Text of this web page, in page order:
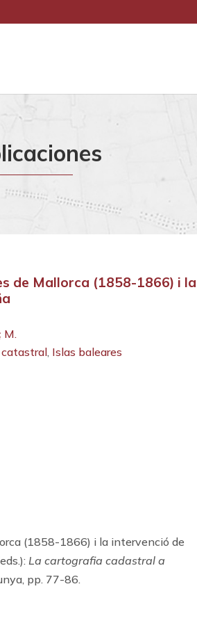
de Mallorca (1858-1866) i la
M.
, Islas baleares
(1858-1866) i la intervenció de
La cartografia cadastral a
pp. 77-86.